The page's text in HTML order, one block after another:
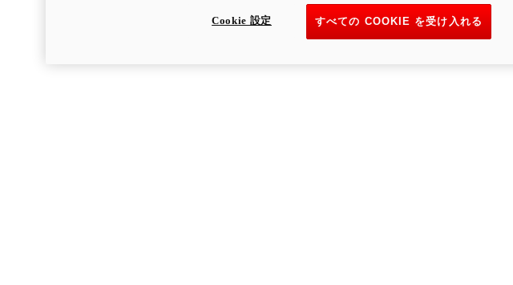
すべての COOKIE を受け入れる
Cookie 設定